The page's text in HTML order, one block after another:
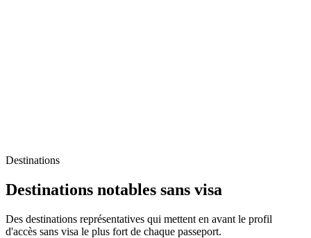
Destinations
Destinations notables sans visa
Des destinations représentatives qui mettent en avant le profil
d'accès sans visa le plus fort de chaque passeport.